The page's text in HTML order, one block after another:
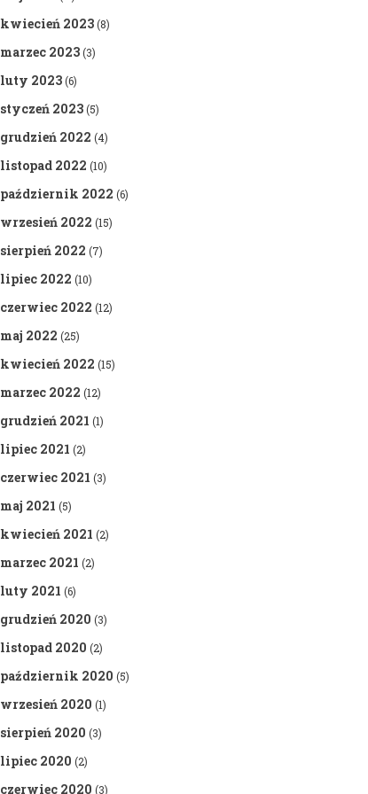
kwiecień 2023(8)
marzec 2023(3)
luty 2023(6)
styczeń 2023(5)
grudzień 2022 (4)
listopad 2022 (10)
październik 2022 (6)
wrzesień 2022 (15)
sierpień 2022 (7)
lipiec 2022 (10)
czerwiec 2022 (12)
maj 2022 (25)
kwiecień 2022 (15)
marzec 2022 (12)
grudzień 2021 (1)
lipiec 2021 (2)
czerwiec 2021 (3)
maj 2021 (5)
kwiecień 2021 (2)
marzec 2021 (2)
luty 2021 (6)
grudzień 2020 (3)
listopad 2020 (2)
październik 2020 (5)
wrzesień 2020 (1)
sierpień 2020 (3)
lipiec 2020 (2)
czerwiec 2020 (3)